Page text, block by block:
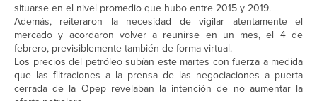
situarse en el nivel promedio que hubo entre 2015 y 2019.
Además, reiteraron la necesidad de vigilar atentamente el
mercado y acordaron volver a reunirse en un mes, el 4 de
febrero, previsiblemente también de forma virtual.
Los precios del petróleo subían este martes con fuerza a medida
que las filtraciones a la prensa de las negociaciones a puerta
cerrada de la Opep revelaban la intención de no aumentar la